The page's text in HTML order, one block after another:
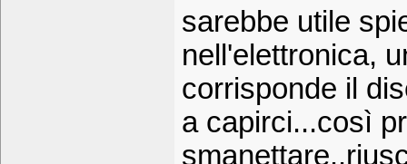
sarebbe utile
nell'elettronica,
corrisponde il
a capirci...così